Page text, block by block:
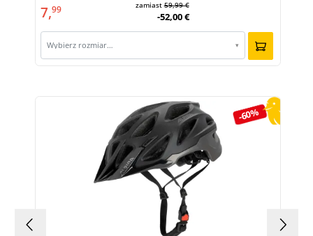
7,99 zamiast59,99 €
-52,00 €
Wybierz rozmiar… ▾
-60%